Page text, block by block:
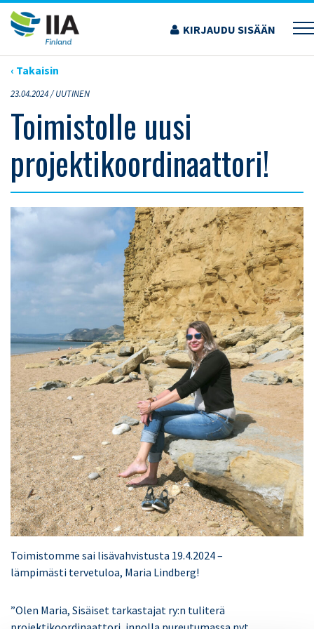
Siirry
sisältöön
KIRJAUDU SISÄÄN
›ARTIKKELIT›TOIMISTOLLE UUSI PROJEKTIKOORDINAATTORI!
‹ Takaisin
23.04.2024 /UUTINEN
Toimistolle uusi
projektikoordinaattori!
Toimistomme sai lisävahvistusta 19.4.2024 –
lämpimästi tervetuloa, Maria Lindberg!
”Olen Maria, Sisäiset tarkastajat ry:n tuliterä